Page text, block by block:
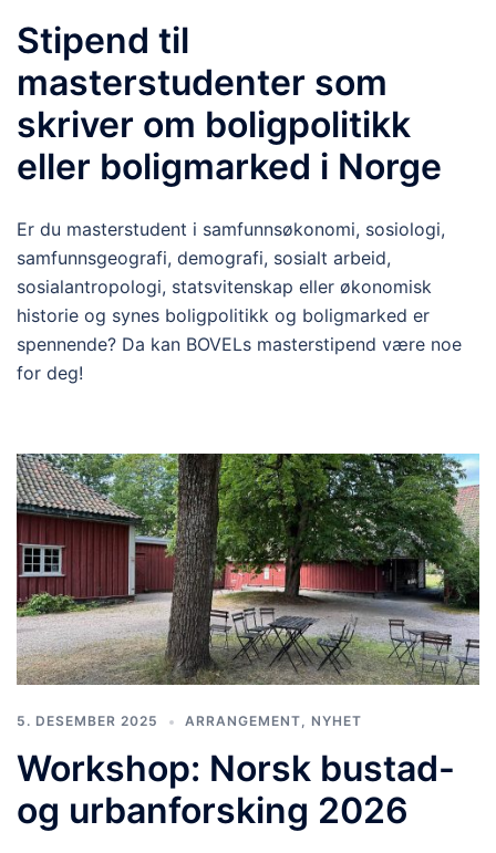
Stipend til
masterstudenter som
skriver om boligpolitikk
eller boligmarked i Norge
Er du masterstudent i samfunnsøkonomi, sosiologi,
samfunnsgeografi, demografi, sosialt arbeid,
sosialantropologi, statsvitenskap eller økonomisk
historie og synes boligpolitikk og boligmarked er
spennende? Da kan BOVELs masterstipend være noe
for deg!
5. DESEMBER 2025 ARRANGEMENT, NYHET
Workshop: Norsk bustad-
og urbanforsking 2026